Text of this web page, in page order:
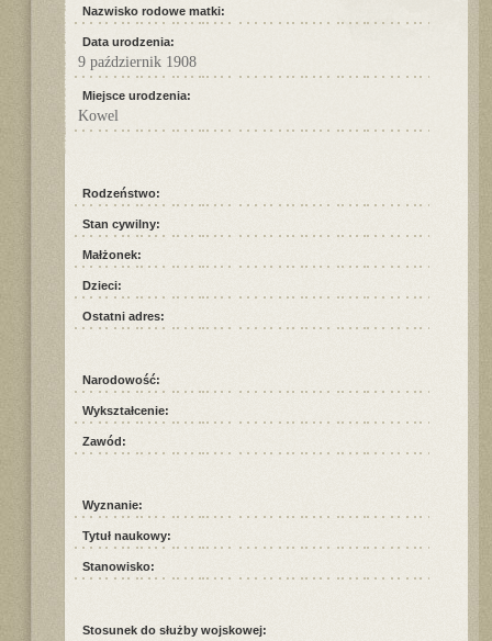
Nazwisko rodowe matki:
Data urodzenia:
9 październik 1908
Miejsce urodzenia:
Kowel
Rodzeństwo:
Stan cywilny:
Małżonek:
Dzieci:
Ostatni adres:
Narodowość:
Wykształcenie:
Zawód:
Wyznanie:
Tytuł naukowy:
Stanowisko:
Stosunek do służby wojskowej: